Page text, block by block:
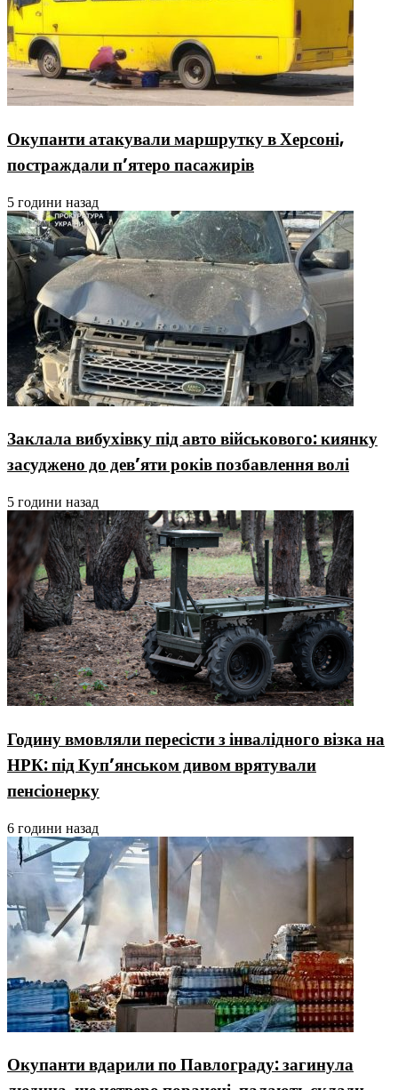
Окупанти атакували маршрутку в Херсоні,
постраждали п’ятеро пасажирів
5 години назад
Заклала вибухівку під авто військового: киянку
засуджено до дев’яти років позбавлення волі
5 години назад
Годину вмовляли пересісти з інвалідного візка на
НРК: під Куп’янськом дивом врятували
пенсіонерку
6 години назад
Окупанти вдарили по Павлограду: загинула